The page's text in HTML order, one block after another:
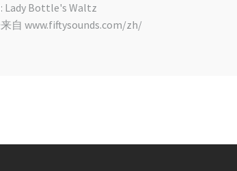
Lady Bottle's Waltz
自 www.fiftysounds.com/zh/